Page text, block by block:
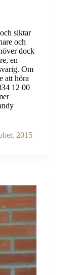
siktar
och
dock
en
Om
att höra
12 00
2015